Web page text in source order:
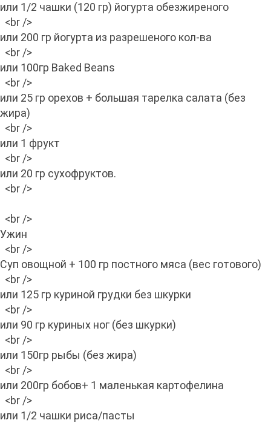
или 1/2 чашки (120 гр) йогурта обезжиреного
<br />
или 200 гр йогурта из разрешеного кол-ва
<br />
или 100гр Baked Beans
<br />
или 25 гр орехов + большая тарелка салата (без
жира)
<br />
или 1 фрукт
<br />
или 20 гр сухофруктов.
<br />
<br />
Ужин
<br />
Суп овощной + 100 гр постного мяса (вес готового)
<br />
или 125 гр куриной грудки без шкурки
<br />
или 90 гр куриных ног (без шкурки)
<br />
или 150гр рыбы (без жира)
<br />
или 200гр бобов+ 1 маленькая картофелина
<br />
или 1/2 чашки риса/пасты